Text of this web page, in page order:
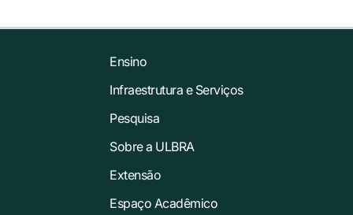
Ensino
Infraestrutura e Serviços
Pesquisa
Sobre a ULBRA
Extensão
Espaço Acadêmico